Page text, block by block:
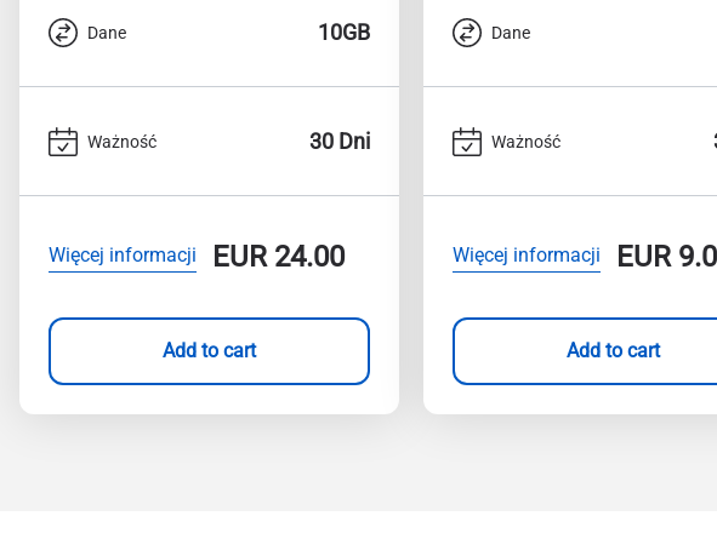
Dane 10GB
Ważność 30 Dni
Więcej informacji EUR24.00
Add to cart
Dane
Ważność
Więcej informacji EUR
Add to cart